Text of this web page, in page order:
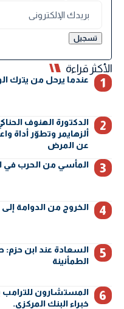
الأكثر قراءة
عندما يرحل من يترك
الدكتورة الهنوف
ألزهايمر وتطوّر أداة
عن المرض
المأسي من الحرب في
الخروج من الدوامة إلى
السعادة عند ابن حزم:
الطمأنينة
المستشارون للترامب
خبراء البنك المركزي.